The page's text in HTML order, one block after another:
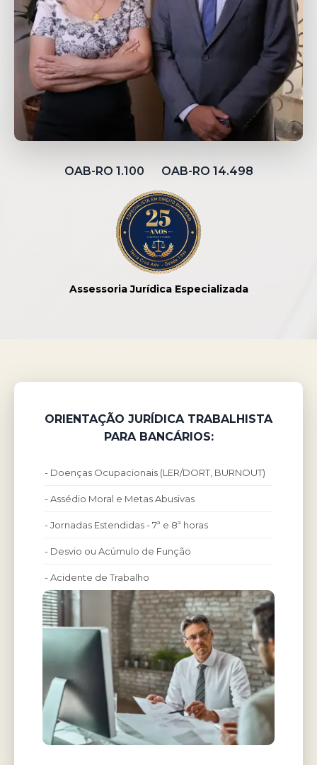
OAB-RO 1.100 OAB-RO 14.498
Assessoria Jurídica Especializada
ORIENTAÇÃO JURÍDICA TRABALHISTA
PARA BANCÁRIOS:
- Doenças Ocupacionais (LER/DORT, BURNOUT)
- Assédio Moral e Metas Abusivas
- Jornadas Estendidas - 7ª e 8ª horas
- Desvio ou Acúmulo de Função
- Acidente de Trabalho